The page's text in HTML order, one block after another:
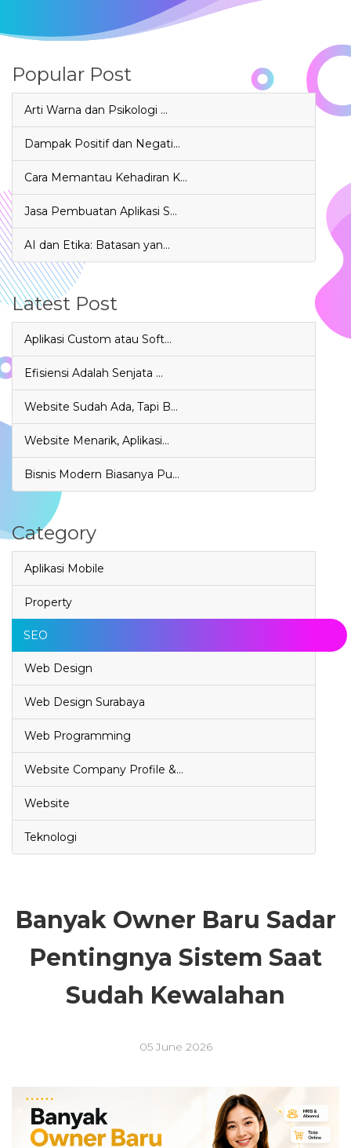
Popular Post
Arti Warna dan Psikologi …
Dampak Positif dan Negati…
Cara Memantau Kehadiran K…
Jasa Pembuatan Aplikasi S…
AI dan Etika: Batasan yan…
Latest Post
Aplikasi Custom atau Soft…
Efisiensi Adalah Senjata …
Website Sudah Ada, Tapi B…
Website Menarik, Aplikasi…
Bisnis Modern Biasanya Pu…
Category
Aplikasi Mobile
Property
SEO
Web Design
Web Design Surabaya
Web Programming
Website Company Profile &…
Website
Teknologi
Banyak Owner Baru Sadar
Pentingnya Sistem Saat
Sudah Kewalahan
05 June 2026